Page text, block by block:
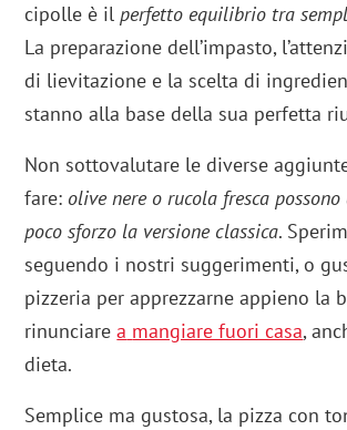
cipolle è ilperfetto equilibrio tra
La preparazione dell’impasto,
di lievitazione e la scelta di
stanno alla base della sua perfetta
Non sottovalutare le diverse
fare: olive nere o rucola fresca
poco sforzo la versione classica.
seguendo i nostri suggerimenti, o
pizzeria per apprezzarne appieno la
rinunciarea mangiare fuori casa,
dieta.
Semplice ma gustosa, la pizza con